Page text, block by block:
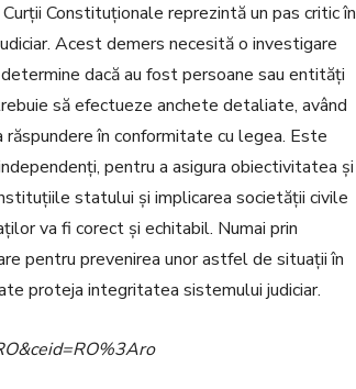
Constituționale reprezintă un pas critic în
Acest demers necesită o investigare
dacă au fost persoane sau entități
să efectueze anchete detaliate, având
în conformitate cu legea. Este
pentru a asigura obiectivitatea și
statului și implicarea societății civile
va fi corect și echitabil. Numai prin
pentru prevenirea unor astfel de situații în
proteja integritatea sistemului judiciar.